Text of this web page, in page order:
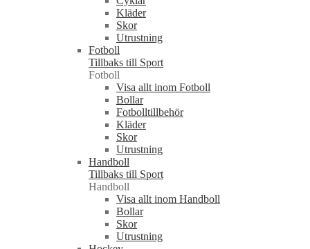
Kläder
Skor
Utrustning
Fotboll
Tillbaks till Sport
Fotboll
Visa allt inom Fotboll
Bollar
Fotbolltillbehör
Kläder
Skor
Utrustning
Handboll
Tillbaks till Sport
Handboll
Visa allt inom Handboll
Bollar
Skor
Utrustning